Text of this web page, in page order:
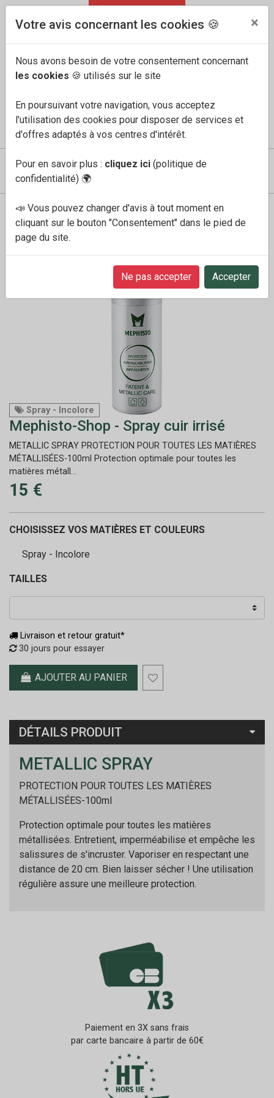
04 91 60 68 33
COMPTE MES FAVORIS
Boutique Spray cuir irisé
Spray - Incolore
Mephisto-Shop - Spray cuir irrisé
METALLIC SPRAY PROTECTION POUR TOUTES LES MATIÈRES
MÉTALLISÉES-100ml Protection optimale pour toutes les
matières métall...
15 €
CHOISISSEZ VOS MATIÈRES ET COULEURS
Spray - Incolore
TAILLES
Livraison et retour gratuit*
30 jours pour essayer
AJOUTER AU PANIER
DÉTAILS PRODUIT
METALLIC SPRAY
PROTECTION POUR TOUTES LES MATIÈRES
MÉTALLISÉES-100ml
Protection optimale pour toutes les matières
métallisées. Entretient, imperméabilise et empêche les
salissures de s'incruster. Vaporiser en respectant une
distance de 20 cm. Bien laisser sécher ! Une utilisation
régulière assure une meilleure protection.
Paiement en 3X sans frais
par carte bancaire à partir de 60€
Votre avis concernant les cookies 🍪 ×
Nous avons besoin de votre consentement concernant
les cookies 🍪 utilisés sur le site
En poursuivant votre navigation, vous acceptez
l'utilisation des cookies pour disposer de services et
d'offres adaptés à vos centres d'intérêt.
Pour en savoir plus : cliquez ici (politique de
confidentialité) 🌍
📣 Vous pouvez changer d'avis à tout moment en
cliquant sur le bouton "Consentement" dans le pied de
page du site.
Ne pas accepter Accepter